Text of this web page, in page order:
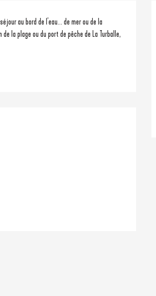
au bord de l'eau... de mer ou de la
la plage ou du port de pêche de La Turballe,